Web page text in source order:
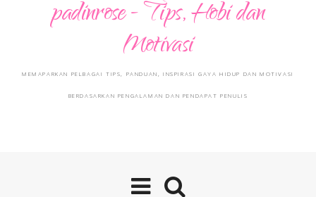
padinrose - Tips, Hobi dan
Motivasi
MEMAPARKAN PELBAGAI TIPS, PANDUAN, INSPIRASI GAYA HIDUP DAN MOTIVASI
BERDASARKAN PENGALAMAN DAN PENDAPAT PENULIS